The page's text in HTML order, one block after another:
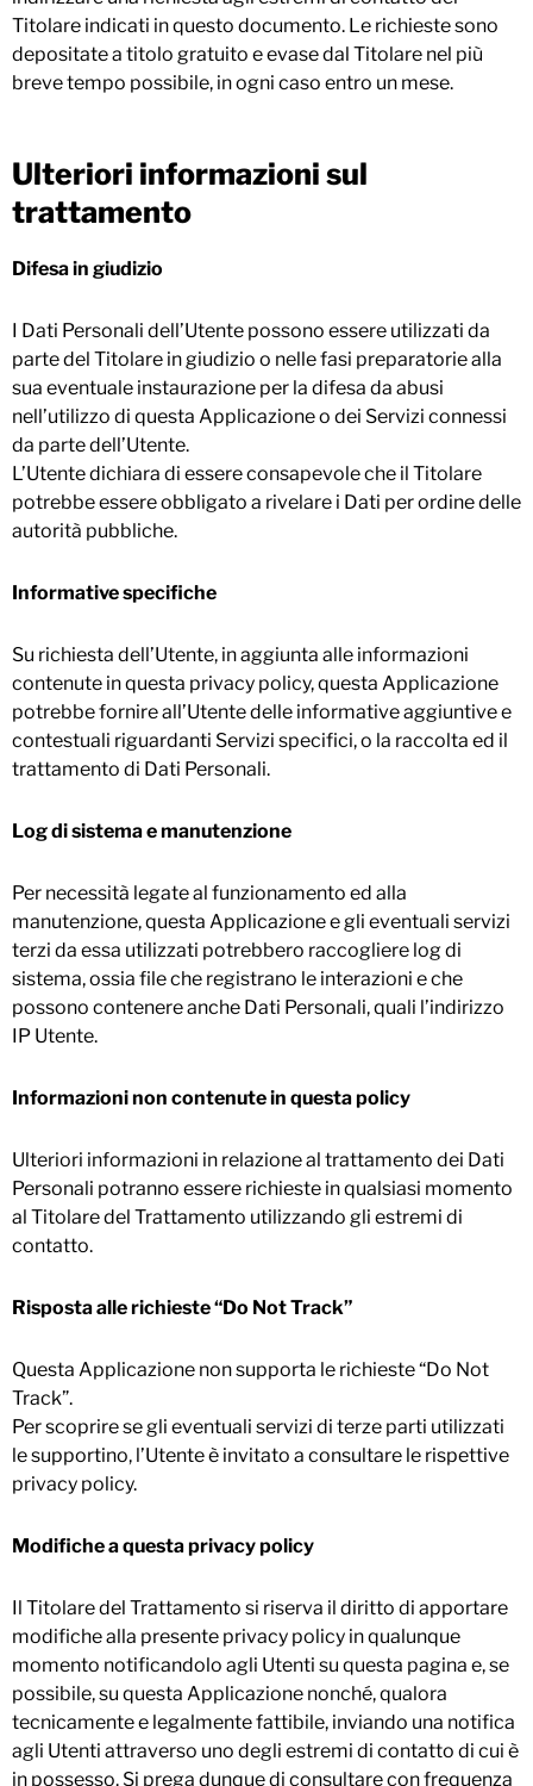
Titolare indicati in questo documento. Le richieste sono
depositate a titolo gratuito e evase dal Titolare nel più
breve tempo possibile, in ogni caso entro un mese.
Ulteriori informazioni sul
trattamento
Difesa in giudizio
I Dati Personali dell’Utente possono essere utilizzati da
parte del Titolare in giudizio o nelle fasi preparatorie alla
sua eventuale instaurazione per la difesa da abusi
nell’utilizzo di questa Applicazione o dei Servizi connessi
da parte dell’Utente.
L’Utente dichiara di essere consapevole che il Titolare
potrebbe essere obbligato a rivelare i Dati per ordine delle
autorità pubbliche.
Informative specifiche
Su richiesta dell’Utente, in aggiunta alle informazioni
contenute in questa privacy policy, questa Applicazione
potrebbe fornire all’Utente delle informative aggiuntive e
contestuali riguardanti Servizi specifici, o la raccolta ed il
trattamento di Dati Personali.
Log di sistema e manutenzione
Per necessità legate al funzionamento ed alla
manutenzione, questa Applicazione e gli eventuali servizi
terzi da essa utilizzati potrebbero raccogliere log di
sistema, ossia file che registrano le interazioni e che
possono contenere anche Dati Personali, quali l’indirizzo
IP Utente.
Informazioni non contenute in questa policy
Ulteriori informazioni in relazione al trattamento dei Dati
Personali potranno essere richieste in qualsiasi momento
al Titolare del Trattamento utilizzando gli estremi di
contatto.
Risposta alle richieste “Do Not Track”
Questa Applicazione non supporta le richieste “Do Not
Track”.
Per scoprire se gli eventuali servizi di terze parti utilizzati
le supportino, l’Utente è invitato a consultare le rispettive
privacy policy.
Modifiche a questa privacy policy
Il Titolare del Trattamento si riserva il diritto di apportare
modifiche alla presente privacy policy in qualunque
momento notificandolo agli Utenti su questa pagina e, se
possibile, su questa Applicazione nonché, qualora
tecnicamente e legalmente fattibile, inviando una notifica
agli Utenti attraverso uno degli estremi di contatto di cui è
in possesso. Si prega dunque di consultare con frequenza